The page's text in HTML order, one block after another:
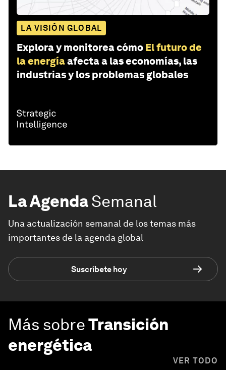
LA VISIÓN GLOBAL
Explora y monitorea cómo El futuro de
la energíaafecta a las economías, las
industrias y los problemas globales
La AgendaSemanal
Una actualización semanal de los temas más
importantes de la agenda global
Suscríbete hoy
Más sobreTransición
energética
VER TODO